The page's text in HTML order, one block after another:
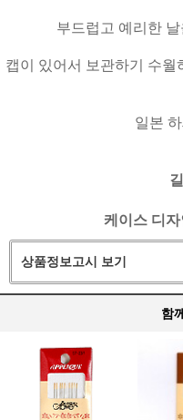
부드럽고 예리한
캡이 있어서 보관하기 수월
일본
케이스 디
상품정보고시 보기
함